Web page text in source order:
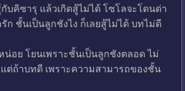
บคิซารุ แล้วเกิดสู้ไม่ได้ โซโลจะโดนด่า
รัก ชั้นเป็นลูกชังไง ก็เลยสู้ไม่ได้ บทไม่ดี
อย โยนเพราะชั้นเป็นลูกชังตลอด ไม่
ต่ถ้าบทดี เพราะความสามารถของชั้น